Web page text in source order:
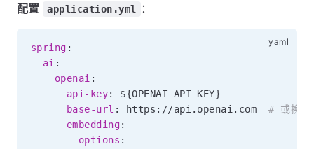
配置 application.yml ：
spring :
ai :
openai :
api-key: ${OPENAI_API_KEY}
base-url : https : //api.openai.com # 或换成
embedding:
options :